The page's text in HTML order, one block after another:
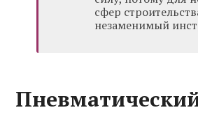
сфер
незаменимый